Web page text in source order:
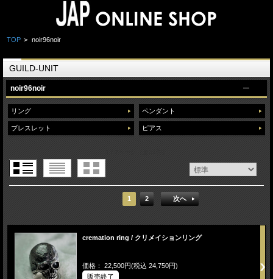
TOP > noir96noir
GUILD-UNIT
noir96noir
リング
ブレスレット
ペンダント
ピアス
1 2 次へ
cremation ring / クリメイションリング
価格： 22,500円(税込 24,750円)
販売終了